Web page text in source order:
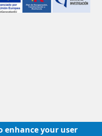
enhance your user